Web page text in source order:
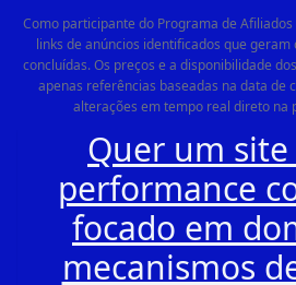
Como participante do Programa de
links de anúncios identificados que
concluídas. Os preços e a disponibilidade
apenas referências baseadas na data de
alterações em tempo real direto na
Quer um
performance
focado em
mecanismos